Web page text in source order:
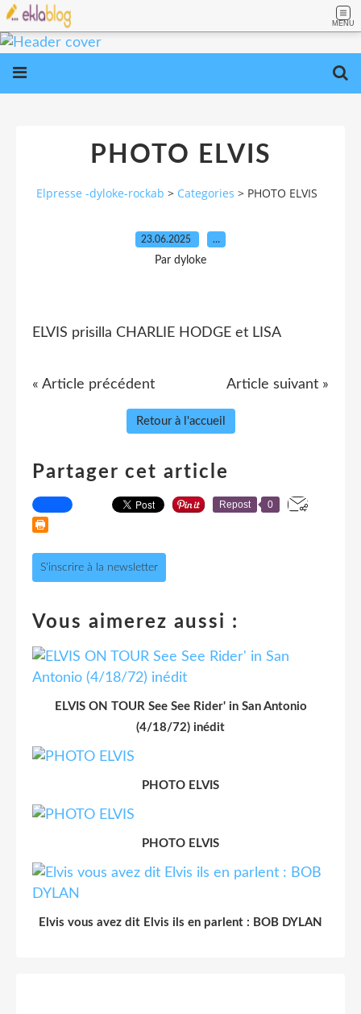
MENU
PHOTO ELVIS
Elpresse -dyloke-rockab > Categories > PHOTO ELVIS
23.06.2025 …
Par dyloke
ELVIS prisilla CHARLIE HODGE et LISA
« Article précédent Article suivant »
Retour à l'accueil
Partager cet article
Repost 0
S'inscrire à la newsletter
Vous aimerez aussi :
ELVIS ON TOUR See See Rider' in San Antonio
(4/18/72) inédit
PHOTO ELVIS
PHOTO ELVIS
Elvis vous avez dit Elvis ils en parlent : BOB DYLAN